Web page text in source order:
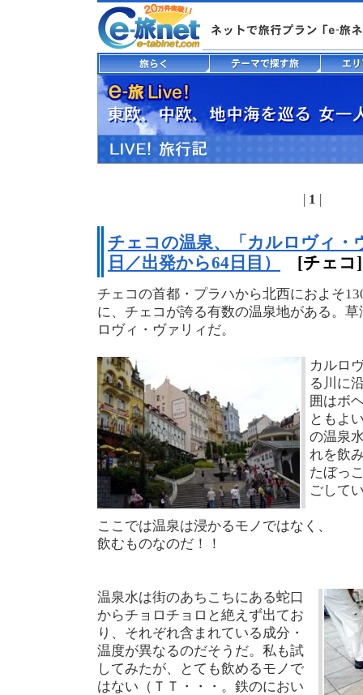
| 1 |
チェコの温泉、「カルロヴィ・
日／出発から64日目）
[チェコ]
チェコの首都・プラハから北西におよそ
に、チェコが誇る有数の温泉地がある。
ロヴィ・ヴァリィだ。
カルロ
る川に
囲はボ
ともよ
の温泉
れを飲
たぼっ
ごして
ここでは温泉は浸かるモノではなく、
飲むものなのだ！！
温泉水は街のあちこちにある蛇口
からチョロチョロと絶えず出てお
り、それぞれ含まれている成分・
温度が異なるのだそうだ。私も試
してみたが、とても飲めるモノで
はない（ＴＴ・・・。鉄のにおい